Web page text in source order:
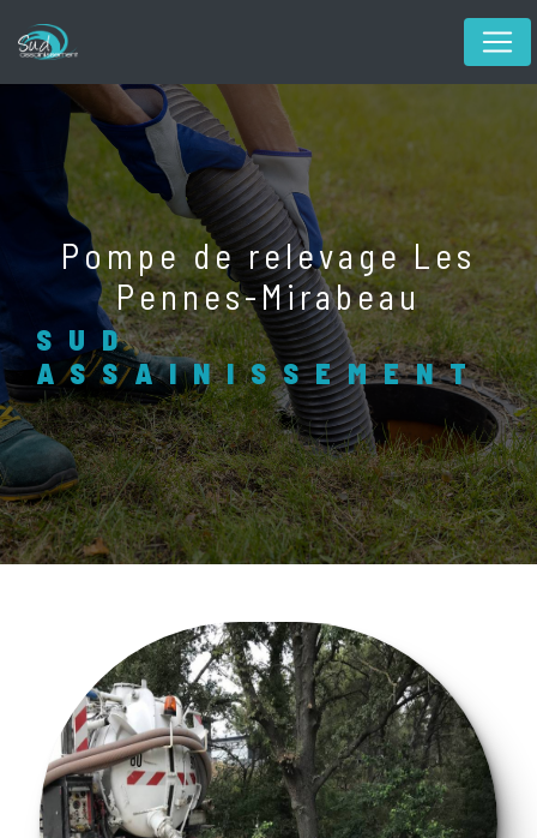
pompe de relevage Les
Pennes-Mirabeau
SUD
ASSAINISSEMENT